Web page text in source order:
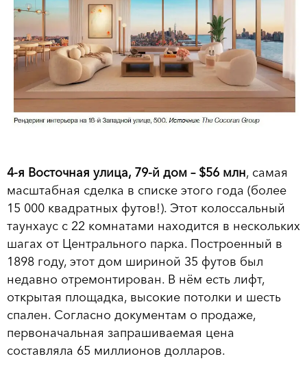
4-я Восточная улица, 79-й дом – $56 млн, самая
масштабная сделка в списке этого года (более
15 000 квадратных футов!). Этот колоссальный
таунхаус с 22 комнатами находится в нескольких
шагах от Центрального парка. Построенный в
1898 году, этот дом шириной 35 футов был
недавно отремонтирован. В нём есть лифт,
открытая площадка, высокие потолки и шесть
спален. Согласно документам о продаже,
первоначальная запрашиваемая цена
составляла 65 миллионов долларов.